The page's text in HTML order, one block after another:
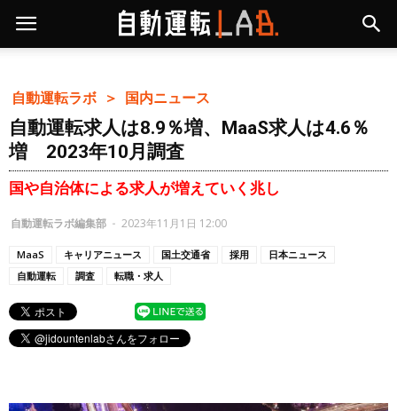
自動運転ラボ ＞ 国内ニュース
自動運転求人は8.9％増、MaaS求人は4.6％
増 2023年10月調査
国や自治体による求人が増えていく兆し
自動運転ラボ編集部 - 2023年11月1日 12:00
MaaS キャリアニュース 国土交通省 採用
日本ニュース
自動運転
調査 転職・求人